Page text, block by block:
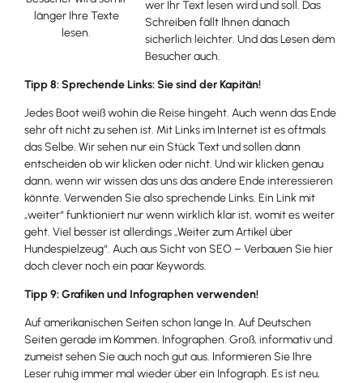
länger Ihre Texte
lesen.
wer Ihr Text lesen wird und soll. Das
Schreiben fällt Ihnen danach
sicherlich leichter. Und das Lesen dem
Besucher auch.
Tipp 8: Sprechende Links: Sie sind der Kapitän!
Jedes Boot weiß wohin die Reise hingeht. Auch wenn das Ende
sehr oft nicht zu sehen ist. Mit Links im Internet ist es oftmals
das Selbe. Wir sehen nur ein Stück Text und sollen dann
entscheiden ob wir klicken oder nicht. Und wir klicken genau
dann, wenn wir wissen das uns das andere Ende interessieren
könnte. Verwenden Sie also sprechende Links. Ein Link mit
„weiter“ funktioniert nur wenn wirklich klar ist, womit es weiter
geht. Viel besser ist allerdings „Weiter zum Artikel über
Hundespielzeug“. Auch aus Sicht von SEO – Verbauen Sie hier
doch clever noch ein paar Keywords.
Tipp 9: Grafiken und Infographen verwenden!
Auf amerikanischen Seiten schon lange In. Auf Deutschen
Seiten gerade im Kommen. Infographen. Groß, informativ und
zumeist sehen Sie auch noch gut aus. Informieren Sie Ihre
Leser ruhig immer mal wieder über ein Infograph. Es ist neu,